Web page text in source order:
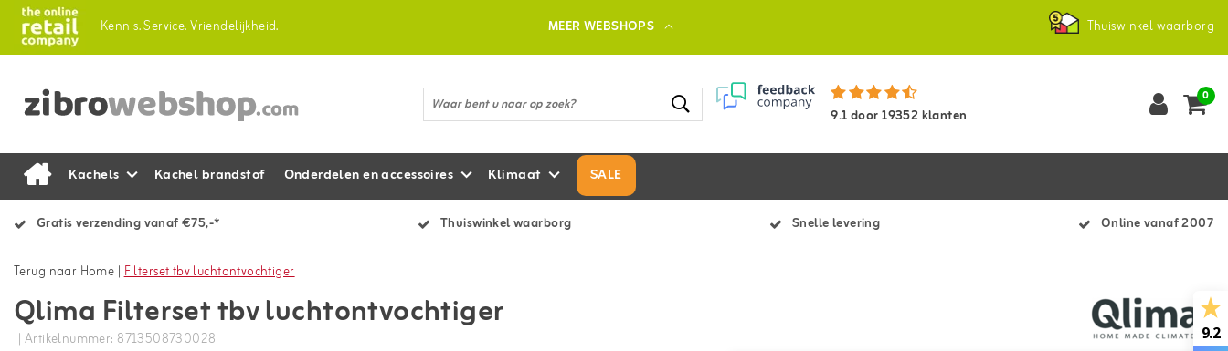
Kennis.Service.Vriendelijkheid. MEER WEBSHOPS Thuiswinkel waarborg
9.1door19352klanten
0
Kachels Kachel brandstof Onderdelen en accessoires Klimaat SALE
Gratis verzending vanaf €75,-* Thuiswinkel waarborg Snelle levering Online vanaf 2007
Terug naar Home |Filterset tbv luchtontvochtiger
Qlima Filterset tbv luchtontvochtiger
| Artikelnummer: 8713508730028 9.2